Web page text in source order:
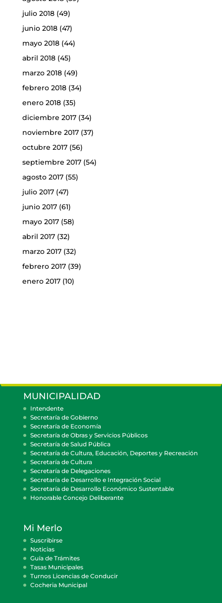
julio 2018(49)
junio 2018(47)
mayo 2018(44)
abril 2018(45)
marzo 2018(49)
febrero 2018(34)
enero 2018(35)
diciembre 2017(34)
noviembre 2017(37)
octubre 2017(56)
septiembre 2017(54)
agosto 2017(55)
julio 2017(47)
junio 2017(61)
mayo 2017(58)
abril 2017(32)
marzo 2017(32)
febrero 2017(39)
enero 2017(10)
MUNICIPALIDAD
Intendente
Secretaría de Gobierno
Secretaría de Economía
Secretaría de Obras y Servicios Públicos
Secretaría de Salud Pública
Secretaría de Cultura, Educación, Deportes y Recreación
Secretaría de Cultura
Secretaría de Delegaciones
Secretaría de Desarrollo e Integración Social
Secretaría de Desarrollo Económico Sustentable
Honorable Concejo Deliberante
Mi Merlo
Suscribirse
Noticias
Guía de Trámites
Tasas Municipales
Turnos Licencias de Conducir
Cocheria Municipal